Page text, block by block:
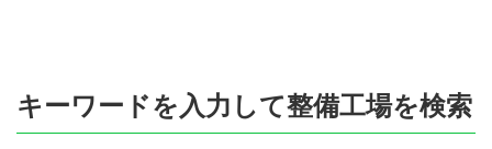
キーワードを入力して整備工場を検索